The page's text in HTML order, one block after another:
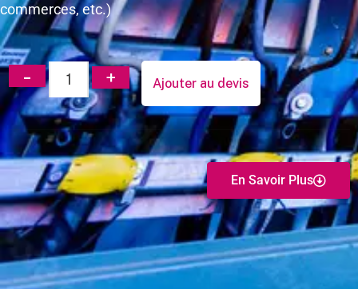
commerces, etc.)
Ajouter au devis
En Savoir Plus